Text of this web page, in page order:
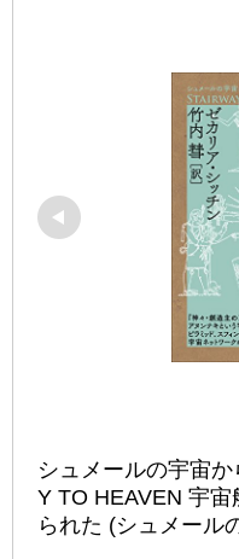
シュメールの宇宙
Y TO HEAVEN 宇
られた (シュメール